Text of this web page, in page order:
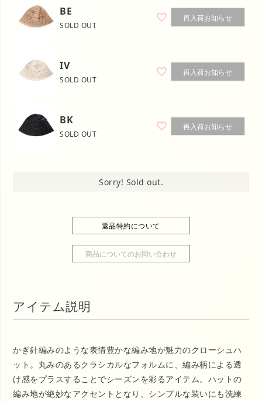
BE
SOLD OUT
再入荷お知らせ
IV
SOLD OUT
再入荷お知らせ
BK
SOLD OUT
再入荷お知らせ
Sorry! Sold out.
返品特約について
商品についてのお問い合わせ
アイテム説明
かぎ針編みのような表情豊かな編み地が魅力のクローシュハ
ット。丸みのあるクラシカルなフォルムに、編み柄による透
け感をプラスすることでシーズンを彩るアイテム。ハットの
編み地が絶妙なアクセントとなり、シンプルな装いにも洗練